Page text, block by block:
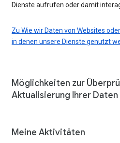
Dienste aufrufen oder damit
Zu Wie wir Daten von Websites
in denen unsere Dienste genutzt
Möglichkeiten zur
Aktualisierung Ihrer Daten
Meine Aktivitäten